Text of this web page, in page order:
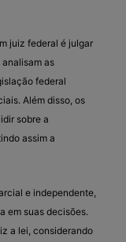
juiz federal é julgar
as
federal
Além disso, os
sobre a
assim a
e independente,
em suas decisões.
a lei, considerando